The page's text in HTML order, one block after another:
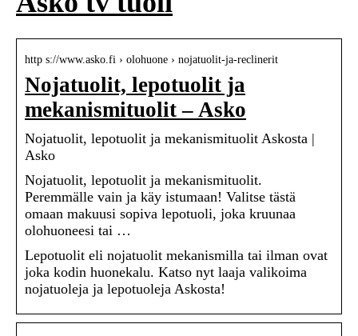
http s://www.asko.fi › olohuone › nojatuolit-ja-reclinerit
Nojatuolit, lepotuolit ja
mekanismituolit – Asko
Nojatuolit, lepotuolit ja mekanismituolit Askosta |
Asko
Nojatuolit, lepotuolit ja mekanismituolit.
Peremmälle vain ja käy istumaan! Valitse tästä
omaan makuusi sopiva lepotuoli, joka kruunaa
olohuoneesi tai …
Lepotuolit eli nojatuolit mekanismilla tai ilman ovat
joka kodin huonekalu. Katso nyt laaja valikoima
nojatuoleja ja lepotuoleja Askosta!